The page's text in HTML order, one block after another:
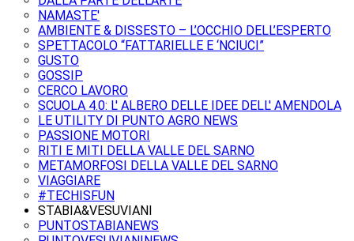
NAMASTE'
AMBIENTE & DISSESTO – L’OCCHIO DELL’ESPERTO
SPETTACOLO “FATTARIELLE E ‘NCIUCI”
GUSTO
GOSSIP
CERCO LAVORO
SCUOLA 4.0: L' ALBERO DELLE IDEE DELL' AMENDOLA
LE UTILITY DI PUNTO AGRO NEWS
PASSIONE MOTORI
RITI E MITI DELLA VALLE DEL SARNO
METAMORFOSI DELLA VALLE DEL SARNO
VIAGGIARE
#TECHISFUN
STABIA&VESUVIANI
PUNTOSTABIANEWS